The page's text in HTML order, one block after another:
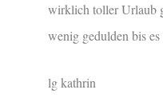
wirklich toller Urlaub
wenig gedulden bis
lg kathrin